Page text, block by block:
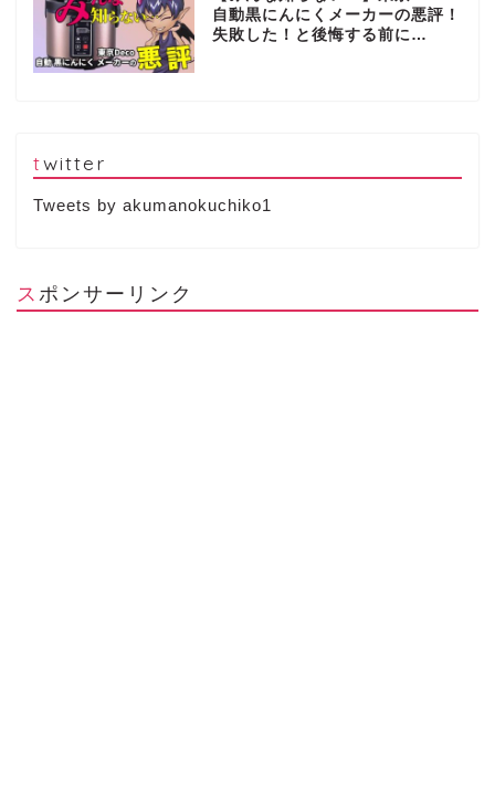
自動黒にんにくメーカーの悪評！
失敗した！と後悔する前に…
twitter
Tweets by akumanokuchiko1
スポンサーリンク